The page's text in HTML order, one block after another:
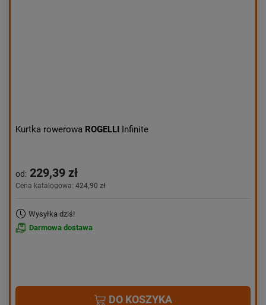
Kurtka rowerowa ROGELLI Infinite
od: 229,39 zł
Cena katalogowa: 424,90 zł
Wysyłka dziś!
Darmowa dostawa
DO KOSZYKA